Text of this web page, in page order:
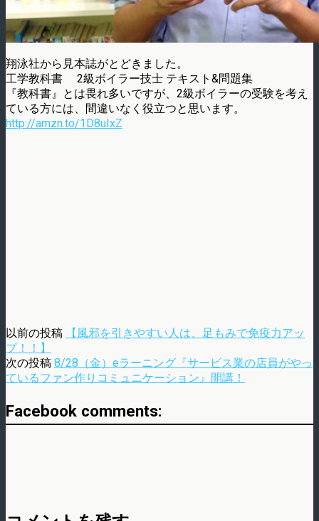
翔泳社から見本誌がとどきました。
工学教科書 2級ボイラー技士 テキスト&問題集
『教科書』とは畏れ多いですが、2級ボイラーの受験を考え
ている方には、間違いなく役立つと思います。
http://amzn.to/1D8uIxZ
以前の投稿
【風邪を引きやすい人は、足もみで免疫力アッ
プ！！】
次の投稿 8/28（金）eラーニング『サービス業の店員がやっ
ているファン作りコミュニケーション』開講！
Facebook comments: